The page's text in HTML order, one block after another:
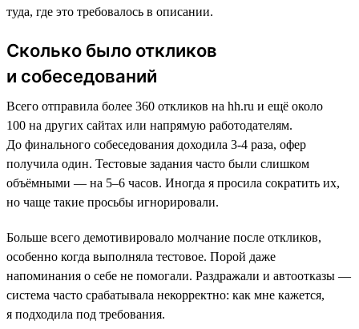
туда, где это требовалось в описании.
Сколько было откликов
и собеседований
Всего отправила более 360 откликов на hh.ru и ещё около
100 на других сайтах или напрямую работодателям.
До финального собеседования доходила 3-4 раза, офер
получила один. Тестовые задания часто были слишком
объёмными — на 5–6 часов. Иногда я просила сократить их,
но чаще такие просьбы игнорировали.
Больше всего демотивировало молчание после откликов,
особенно когда выполняла тестовое. Порой даже
напоминания о себе не помогали. Раздражали и автоотказы —
система часто срабатывала некорректно: как мне кажется,
я подходила под требования.